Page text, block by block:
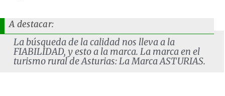
A destacar:
La búsqueda de la calidad nos lleva a la
FIABILIDAD, y esto a la marca. La marca en el
turismo rural de Asturias: La Marca ASTURIAS.